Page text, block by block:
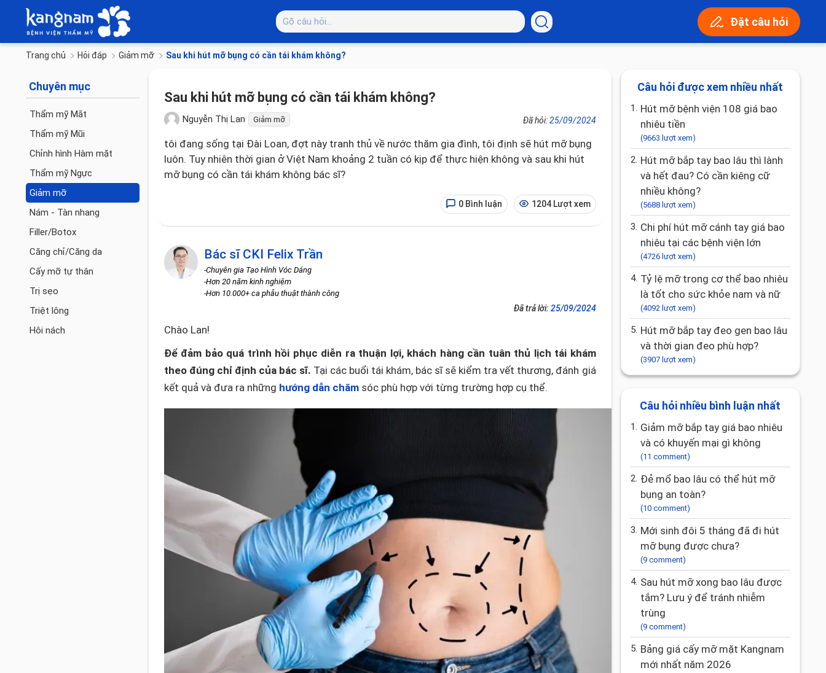
Đặt câu hỏi
Trang chủ Hỏi đáp Giảm mỡ Sau khi hút mỡ bụng có cần tái khám không?
Chuyên mục
Thẩm mỹ Mắt
Thẩm mỹ Mũi
Chỉnh hình Hàm mặt
Thẩm mỹ Ngực
Giảm mỡ
Nám - Tàn nhang
Filler/Botox
Căng chỉ/Căng da
Cấy mỡ tự thân
Trị sẹo
Triệt lông
Hôi nách
Sau khi hút mỡ bụng có cần tái khám không?
Nguyễn Thị Lan Giảm mỡ Đã hỏi:25/09/2024
tôi đang sống tại Đài Loan, đợt này tranh thủ về nước thăm gia đình, tôi định sẽ hút mỡ bụng
luôn. Tuy nhiên thời gian ở Việt Nam khoảng 2 tuần có kịp để thực hiện không và sau khi hút
mỡ bụng có cần tái khám không bác sĩ?
0 Bình luận 1204 Lượt xem
Bác sĩ CKI Felix Trần
-Chuyên gia Tạo Hình Vóc Dáng
-Hơn 20 năm kinh nghiệm
-Hơn 10.000+ ca phẫu thuật thành công
Đã trả lời: 25/09/2024
Chào Lan!
Để đảm bảo quá trình hồi phục diễn ra thuận lợi, khách hàng cần tuân thủ lịch tái khám
theo đúng chỉ định của bác sĩ. Tại các buổi tái khám, bác sĩ sẽ kiểm tra vết thương, đánh giá
kết quả và đưa ra những hướng dẫn chăm sóc phù hợp với từng trường hợp cụ thể.
Câu hỏi được xem nhiều nhất
1. Hút mỡ bệnh viện 108 giá bao
nhiêu tiền
(9663 lượt xem)
2. Hút mỡ bắp tay bao lâu thì lành
và hết đau? Có cần kiêng cữ
nhiều không?
(5688 lượt xem)
3. Chi phí hút mỡ cánh tay giá bao
nhiêu tại các bệnh viện lớn
(4726 lượt xem)
4. Tỷ lệ mỡ trong cơ thể bao nhiêu
là tốt cho sức khỏe nam và nữ
(4092 lượt xem)
5. Hút mỡ bắp tay đeo gen bao lâu
và thời gian đeo phù hợp?
(3907 lượt xem)
Câu hỏi nhiều bình luận nhất
1. giảm mỡ bắp tay giá bao nhiêu
và có khuyến mại gì không
(11 comment)
2. Đẻ mổ bao lâu có thể hút mỡ
bụng an toàn?
(10 comment)
3. Mới sinh đôi 5 tháng đã đi hút
mỡ bụng được chưa?
(9 comment)
4. Sau hút mỡ xong bao lâu được
tắm? Lưu ý để tránh nhiễm
trùng
(9 comment)
5. Bảng giá cấy mỡ mặt Kangnam
mới nhất năm 2026